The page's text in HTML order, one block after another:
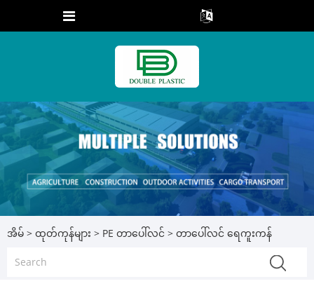
အိမ် > ထုတ်ကုန်များ > PE တာပေါ်လင် > တာပေါ်လင် ရေကူးကန်